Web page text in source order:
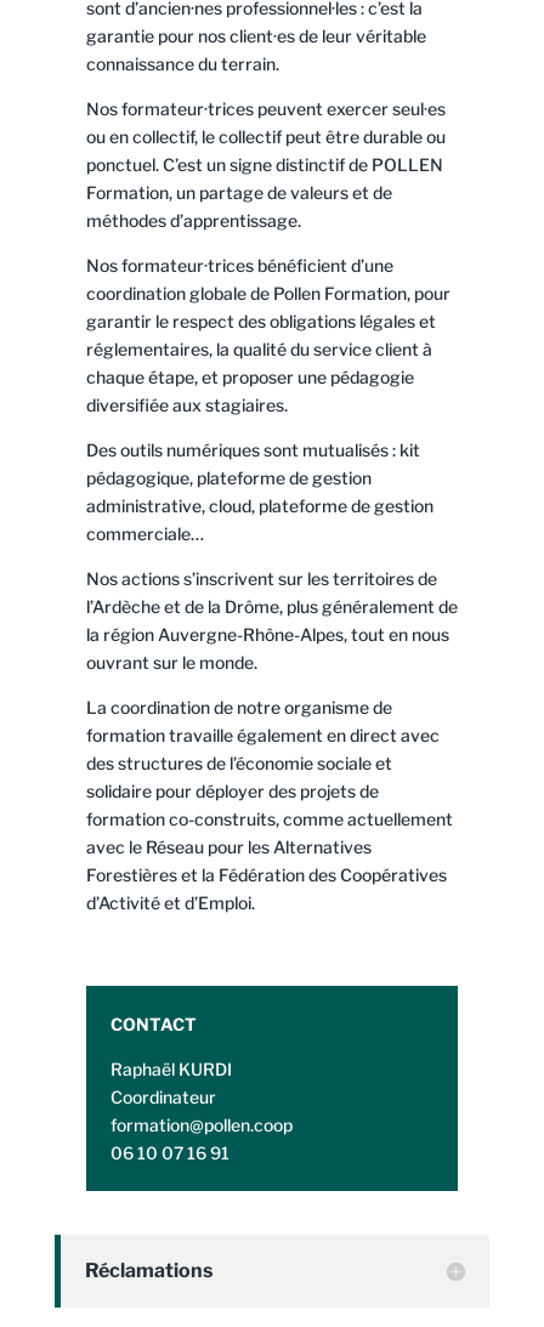
sont d’ancien·nes professionnel·les : c’est la
garantie pour nos client·es de leur véritable
connaissance du terrain.
Nos formateur·trices peuvent exercer seul·es
ou en collectif, le collectif peut être durable ou
ponctuel. C’est un signe distinctif de POLLEN
Formation, un partage de valeurs et de
méthodes d’apprentissage.
Nos formateur·trices bénéficient d’une
coordination globale de Pollen Formation, pour
garantir le respect des obligations légales et
réglementaires, la qualité du service client à
chaque étape, et proposer une pédagogie
diversifiée aux stagiaires.
Des outils numériques sont mutualisés : kit
pédagogique, plateforme de gestion
administrative, cloud, plateforme de gestion
commerciale…
Nos actions s’inscrivent sur les territoires de
l’Ardèche et de la Drôme, plus généralement de
la région Auvergne-Rhône-Alpes, tout en nous
ouvrant sur le monde.
La coordination de notre organisme de
formation travaille également en direct avec
des structures de l’économie sociale et
solidaire pour déployer des projets de
formation co-construits, comme actuellement
avec le Réseau pour les Alternatives
Forestières et la Fédération des Coopératives
d’Activité et d’Emploi.
CONTACT
Raphaël KURDI
Coordinateur
formation@pollen.coop
06 10 07 16 91
Réclamations